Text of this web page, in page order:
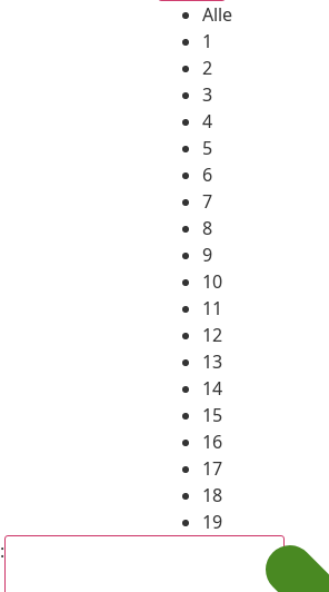
Alle
1
2
3
4
5
6
7
8
9
10
11
12
13
14
15
16
17
18
19
: